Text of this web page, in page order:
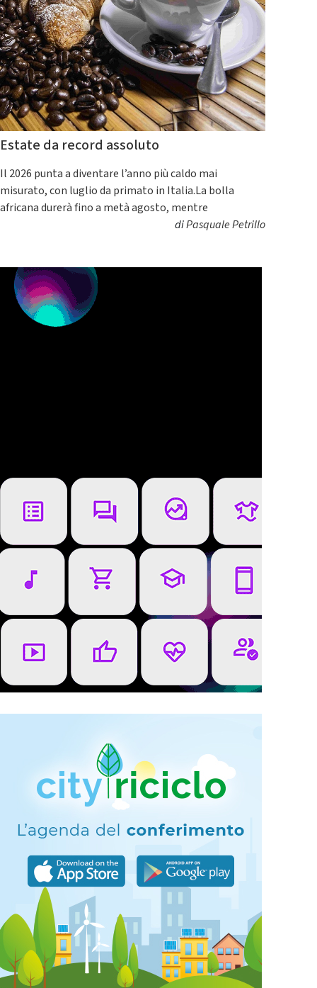
Estate da record assoluto
Il 2026 punta a diventare l’anno più caldo mai
misurato, con luglio da primato in Italia.La bolla
africana durerà fino a metà agosto, mentre
diPasquale Petrillo